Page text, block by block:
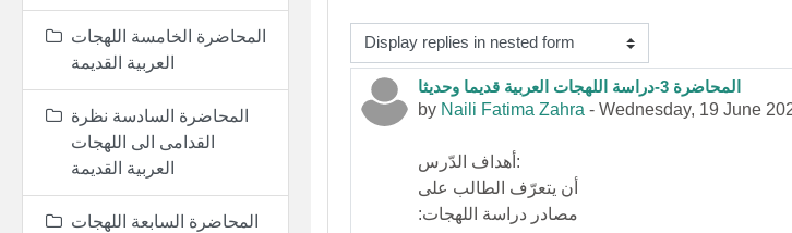
Display mode
المحاضرة 3-دراسة اللهجات العربية قديما وحديثا
by Naili Fatima Zahra - Wednesday, 19 June
Number of replies: 0
أهداف الدّرس:
أن يتعرّف الطالب على
مصادر دراسة اللهجات:
المحاضرة الخامسة اللهجات
العربية القديمة
المحاضرة السادسة نظرة
القدامى الى اللهجات
العربية القديمة
المحاضرة السابعة اللهجات